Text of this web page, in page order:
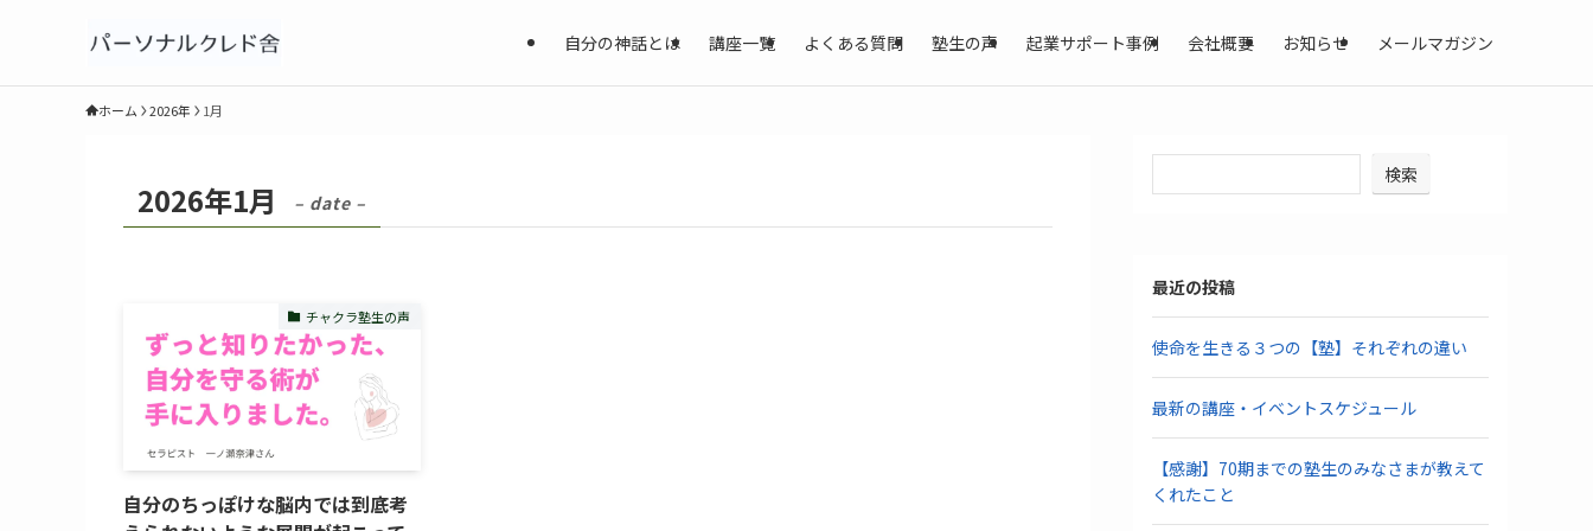
自分の神話とは 講座一覧 よくある質問 塾生の声 起業サポート事例 会社概要 お知らせ メールマガジン
ホーム 2026年 1月
2026年1月 – date –
チャクラ塾生の声
自分のちっぽけな脳内では到底考
検索
最近の投稿
使命を生きる３つの【塾】それぞれの違い
最新の講座・イベントスケジュール
【感謝】70期までの塾生のみなさまが教えて
くれたこと